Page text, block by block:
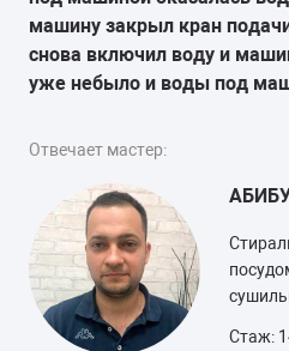
машину закрыл кран
снова включил воду и
уже небыло и воды под
Отвечает мастер:
Стаж: